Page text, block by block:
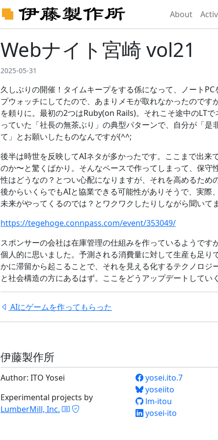
About
Webナイト宮崎 vol21
2025-05-31
久しぶりの開催！タイムキープをする係になって、ノートPC
プウォッチにしてたので、あまりメモが取れなかったのです
を頼りに。最初の2つはRuby(on Rails)。それこそ途中のLTで
っていた「社長の無茶ぶり」の典型パターンで、自分が「是
て」とお願いしたものなんですが(^^;
後半は時世を反映してAIネタが多かったです。ここまで出来
のか〜と驚くばかり。そんなペースで作ってしまって、保守
性はどうなの？とつい心配になりますが、それを高めるため
後からいくらでもAIと協業できる可能性がありそうで、実際
未来がやってくるのでは？とワクワクしたりしながら聞いてま
https://tegehoge.connpass.com/event/353049/
スポンサーの会社は在庫管理の仕組みを作っているようで
個人的に思いました。予測される消費量に対して生産も足り
かに滞留から起こることで、それを見える化するテクノロジ
と社会構造の方にあるはず。ここをどうアップデートしてい
AIにゲームを作ってもらった
伊藤製作所
Author: ITO Yosei
Experimental projects by
LumberMill, Inc.
yosei.ito.7
yoseiito
lm-itou
yosei-ito